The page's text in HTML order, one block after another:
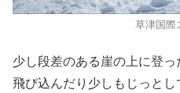
草津国際
少し段差のある崖の上に登
飛び込んだり少しもじっとし